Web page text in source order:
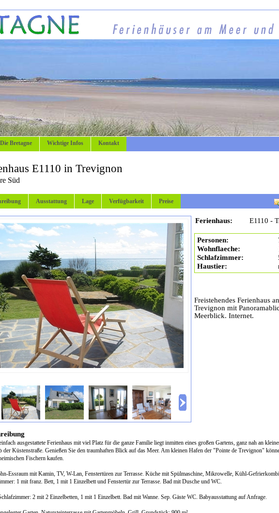
Die Bretagne Wichtige Infos Kontakt
E1110 in Trevignon
Süd
Ausstattung Lage Verfügbarkeit Preise
Ferienhaus: E1110 -
Personen:
Wohnflaeche:
Schlafzimmer:
Haustier:
Freistehendes Ferienhaus
Trevignon mit
Meerblick. Internet.
ausgestattete Ferienhaus mit viel Platz für die ganze Familie liegt inmitten eines großen Gartens, ganz nah an
der Küstenstraße. Genießen Sie den traumhaften Blick auf das Meer. Am kleinen Hafen der "Pointe de Trevignon"
Fischern kaufen.
Essraum mit Kamin, TV, W-Lan, Fenstertüren zur Terrasse. Küche mit Spülmaschine, Mikrowelle, Kühl-
1 mit franz. Bett, 1 mit 1 Einzelbett und Fenstertür zur Terrasse. Bad mit Dusche und WC.
2 mit 2 Einzelbetten, 1 mit 1 Einzelbett. Bad mit Wanne. Sep. Gäste WC. Babyausstattung auf Anfrage.